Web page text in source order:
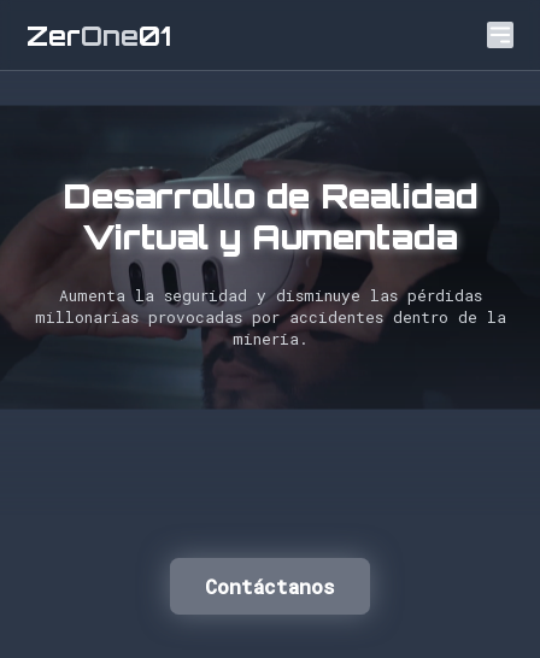
ZerOne01
Desarrollo de Realidad
Virtual y Aumentada
Aumenta la seguridad y disminuye las pérdidas
millonarias provocadas por accidentes dentro de la
minería.
Contáctanos